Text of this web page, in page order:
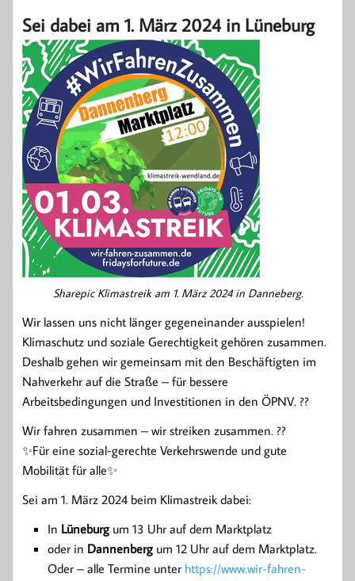
Sei dabei am 1. März 2024 in Lüneburg
Sharepic Klimastreik am 1. März 2024 in Danneberg.
Wir lassen uns nicht länger gegeneinander ausspielen!
Klimaschutz und soziale Gerechtigkeit gehören zusammen.
Deshalb gehen wir gemeinsam mit den Beschäftigten im
Nahverkehr auf die Straße – für bessere
Arbeitsbedingungen und Investitionen in den ÖPNV. ??
Wir fahren zusammen – wir streiken zusammen. ??
✨Für eine sozial-gerechte Verkehrswende und gute
Mobilität für alle✨
Sei am 1. März 2024 beim Klimastreik dabei:
In Lüneburg um 13 Uhr auf dem Marktplatz
oder in Dannenberg um 12 Uhr auf dem Marktplatz.
Oder – alle Termine unter https://www.wir-fahren-